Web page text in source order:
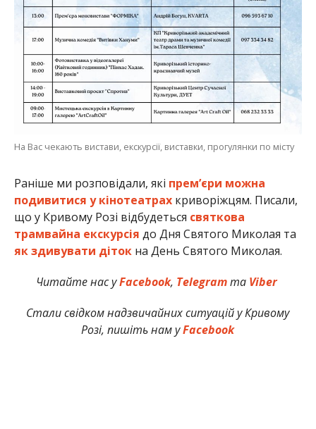
На Вас чекають вистави, екскурсії, виставки, прогулянки по місту
Раніше ми розповідали, які прем’єри можна
подивитися у кінотеатрахкриворіжцям. Писали,
що у Кривому Розі відбудеться святкова
трамвайна екскурсія до Дня Святого Миколая та
як здивувати дітокна День Святого Миколая.
Читайте нас уFacebook, Telegramта Viber
Стали свідком надзвичайних ситуацій у Кривому
Розі, пишіть нам уFacebook